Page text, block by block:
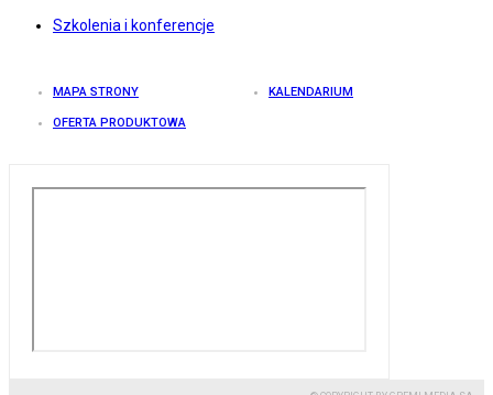
Szkolenia i konferencje
MAPA STRONY KALENDARIUM
OFERTA PRODUKTOWA